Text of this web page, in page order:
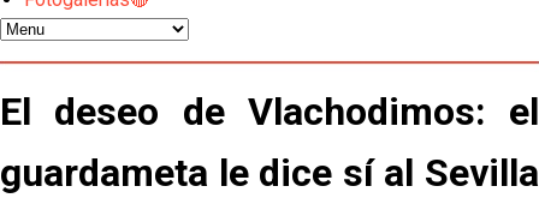
gestión de un inválido Consejo
El Sevilla C se queda en Tercera Federación
El deseo de Vlachodimos: el
guardameta le dice sí al Sevilla